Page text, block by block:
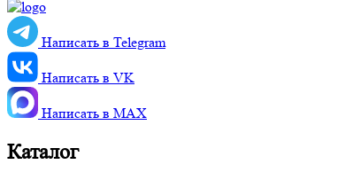
Написать в Telegram
Написать в VK
Написать в MАХ
Каталог